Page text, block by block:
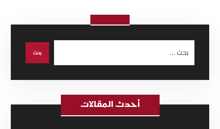
أحدث المقالات